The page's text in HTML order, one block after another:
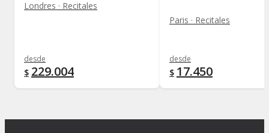
Londres · Recitales
desde
$ 229.004
Paris · Recitales
desde
$ 17.450